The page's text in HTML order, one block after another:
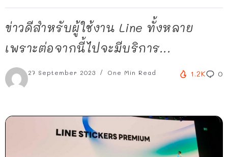
ข่าวดีสำหรับผู้ใช้งาน Line ทั้งหลาย
เพราะต่อจากนี้ไปจะมีบริการ...
27 September 2023 One Min Read 1.2K 0